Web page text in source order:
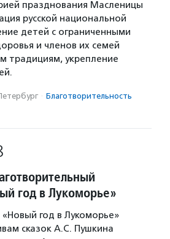
празднования Масленицы
русской национальной
детей с ограниченными
и членов их семей
традициям, укрепление
· Благотвори­тель­ность
год в Лукоморье»
год в Лукоморье»
сказок А.С. Пушкина